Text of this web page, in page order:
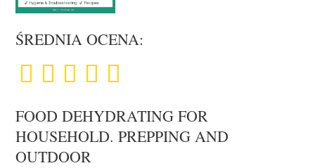
ŚREDNIA OCENA:
FOOD DEHYDRATING FOR
HOUSEHOLD. PREPPING AND
OUTDOOR